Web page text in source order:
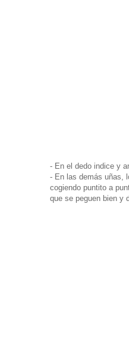
- En el dedo indice y
- En las demás uñas,
cogiendo puntito a
que se peguen bien y